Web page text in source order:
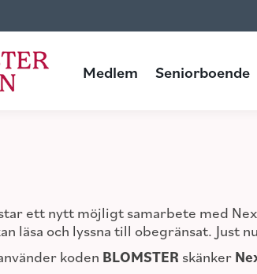
Medlem Seniorboende
ett nytt möjligt samarbete med
läsa och lyssna till obegränsat.
koden BLOMSTER skänker